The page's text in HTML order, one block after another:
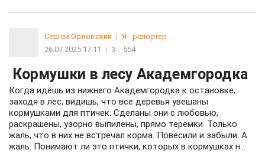
Сергей Орловский | Я - репортер
26.07.2025 17:11
| 3 554
Кормушки в лесу Академгородка
Когда идёшь из нижнего Академгородка к остановке,
заходя в лес, видишь, что все деревья увешаны
кормушками для птичек. Сделаны они с любовью,
раскрашены, узорно выпилены, прямо теремки. Только
жаль, что в них не встречал корма. Повесили и забыли. А
жаль. Понимают ли это птички, которых в кормушках н...